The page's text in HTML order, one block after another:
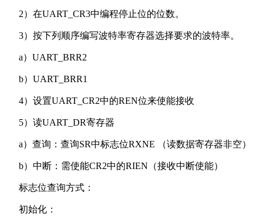
2）在UART_CR3中编程停止位的位数。
3）按下列顺序编写波特率寄存器选择要求的波特率。
a）UART_BRR2
b）UART_BRR1
4）设置UART_CR2中的REN位来使能接收
5）读UART_DR寄存器
a）查询：查询SR中标志位RXNE （读数据寄存器非空）
b）中断：需使能CR2中的RIEN（接收中断使能）
标志位查询方式：
初始化：